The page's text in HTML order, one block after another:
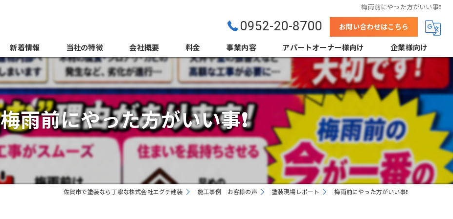
梅雨前にやった方がいい事❗️
0952-20-8700 お問い合わせはこちら
新着情報 当社の特徴 会社概要
職人紹介
よくある質問
サポート体制
料金 事業内容
外壁
下地処理
省エネ塗装（遮熱・断熱）
高デザイン塗装
外装クリーニング
アパートオーナー様向け 企業様向け
結露防止塗装（当社事例）
梅雨前にやった方がいい事❗️
佐賀市で塗装なら丁寧な株式会社エグチ建装 施工事例 お客様の声 塗装現場レポート 梅雨前にやった方がいい事❗️